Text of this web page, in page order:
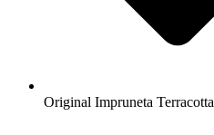
Original Impruneta Terracotta